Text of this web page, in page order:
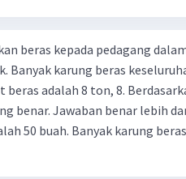
1 kg mangga, 5 kg jeruk dan 3
10.000 + 80.000 + 36.000
= 126.000
1 kg mangga, 5 kg jeruk dan
diperoleh Bu Ambar.
beras kepada pedagang
Banyak karung beras
adalah 8 ton, 8.
benar. Jawaban benar lebih
50 buah. Banyak karung
dalam kemasan 25 kg
kg dan 50 kg dalam truk adalah